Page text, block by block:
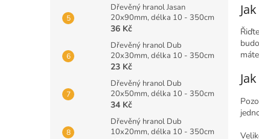
Dřevěný hranol Jasan
20x90mm, délka 10 - 350cm
36 Kč
Dřevěný hranol Dub
20x30mm, délka 10 - 350cm
23 Kč
Dřevěný hranol Dub
20x50mm, délka 10 - 350cm
34 Kč
Dřevěný hranol Dub
10x20mm, délka 10 - 350cm